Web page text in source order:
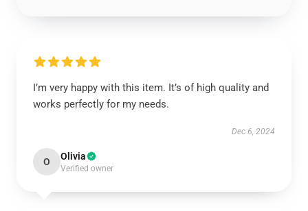
I’m very happy with this item. It’s of high quality and
works perfectly for my needs.
Dec 6, 2024
O Olivia
Verified owner